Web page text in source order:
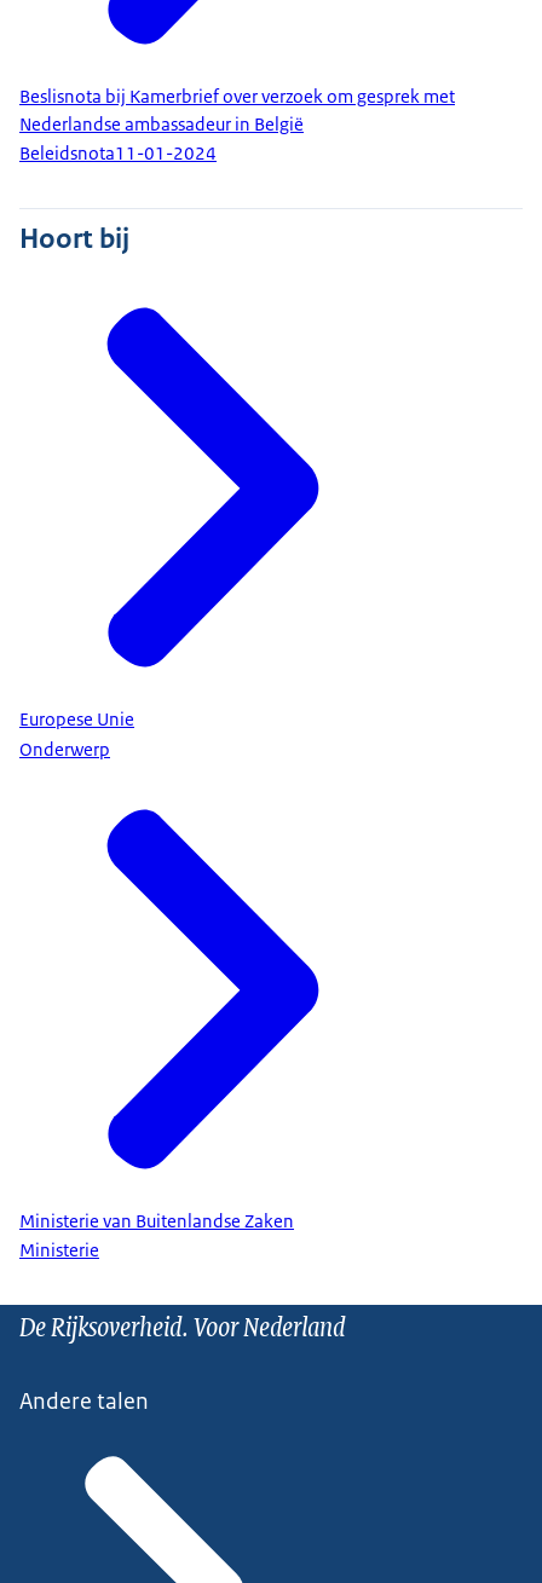
Beslisnota bij Kamerbrief over verzoek om gesprek met
Nederlandse ambassadeur in België
Beleidsnota11-01-2024
Hoort bij
Europese Unie
Onderwerp
Ministerie van Buitenlandse Zaken
Ministerie
De Rijksoverheid. Voor Nederland
Andere talen